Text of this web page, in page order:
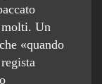
molti. Un
«quando